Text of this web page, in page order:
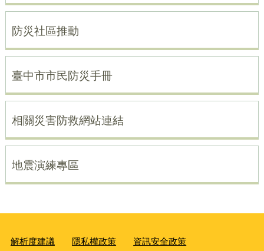
防災社區推動
臺中市市民防災手冊
相關災害防救網站連結
地震演練專區
解析度建議 隱私權政策 資訊安全政策